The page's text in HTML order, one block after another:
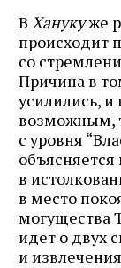
В Ханукуже
происходит
со
Причина в
усилились,
возможным,
с уровня
объясняется
в
в место
могущества
идет о двух
и